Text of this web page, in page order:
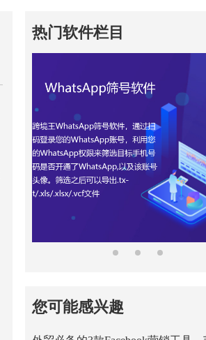
热门软件栏目
您可能感兴趣